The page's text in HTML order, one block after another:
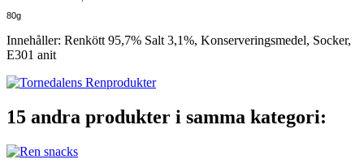
80g
Innehåller: Renkött 95,7% Salt 3,1%, Konserveringsmedel, Socker,
E301 anit
15 andra produkter i samma kategori: